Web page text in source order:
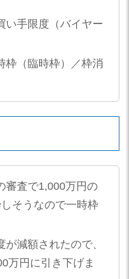
い手限度（バイヤー
枠（臨時枠）／枠消
審査で1,000万円の
そうなので一時枠
が減額されたので、
万円に引き下げま